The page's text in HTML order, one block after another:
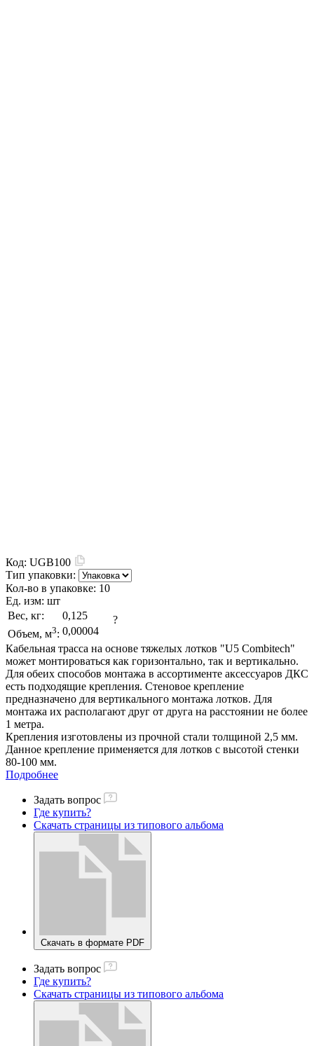
Код: UGB100
Тип упаковки:
Кол-во в упаковке: 10
Ед. изм: шт
Вес, кг:
0,125
Объем, м3: 0,00004
?
Кабельная трасса на основе тяжелых лотков "U5 Combitech"
может монтироваться как горизонтально, так и вертикально.
Для обеих способов монтажа в ассортименте аксессуаров ДКС
есть подходящие крепления. Стеновое крепление
предназначено для вертикального монтажа лотков. Для
монтажа их располагают друг от друга на расстоянии не более
1 метра.
Крепления изготовлены из прочной стали толщиной 2,5 мм.
Данное крепление применяется для лотков с высотой стенки
80-100 мм.
Подробнее
Задать вопрос
Где купить?
Скачать страницы из типового альбома
Скачать в формате PDF
Задать вопрос
Где купить?
Скачать страницы из типового альбома